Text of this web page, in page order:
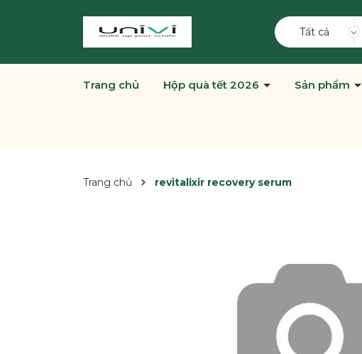
Tất cả
Trang chủ Hộp quà tết 2026 Sản phẩm
Trang chủ revitalixir recovery serum